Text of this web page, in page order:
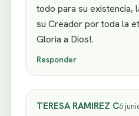
todo para su existencia,
su Creador por toda la
Gloria a Dios!.
Responder
TERESA RAMIREZ C6